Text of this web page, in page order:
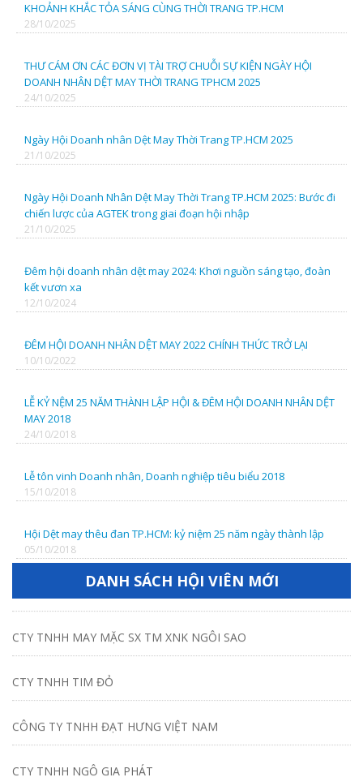
KHOẢNH KHẮC TỎA SÁNG CÙNG THỜI TRANG TP.HCM
28/10/2025
THƯ CÁM ƠN CÁC ĐƠN VỊ TÀI TRỢ CHUỖI SỰ KIỆN NGÀY HỘI
DOANH NHÂN DỆT MAY THỜI TRANG TPHCM 2025
24/10/2025
Ngày Hội Doanh nhân Dệt May Thời Trang TP.HCM 2025
21/10/2025
Ngày Hội Doanh Nhân Dệt May Thời Trang TP.HCM 2025: Bước đi
chiến lược của AGTEK trong giai đoạn hội nhập
21/10/2025
Đêm hội doanh nhân dệt may 2024: Khơi nguồn sáng tạo, đoàn
kết vươn xa
12/10/2024
ĐÊM HỘI DOANH NHÂN DỆT MAY 2022 CHÍNH THỨC TRỞ LẠI
10/10/2022
LỄ KỶ NỆM 25 NĂM THÀNH LẬP HỘI & ĐÊM HỘI DOANH NHÂN DỆT
MAY 2018
24/10/2018
Lễ tôn vinh Doanh nhân, Doanh nghiệp tiêu biểu 2018
15/10/2018
Hội Dệt may thêu đan TP.HCM: kỷ niệm 25 năm ngày thành lập
05/10/2018
DANH SÁCH HỘI VIÊN MỚI
CTY TNHH SX TM SONG KING
CTY TNHH MTV KHẢI TRÌNH
CÔNG TY TNHH MAY GIA NGHI
CÔNG TY TNHH COECO
CTY CP THUỶ LÂM NGÂN
CTY TNHH TM DV TVTECH
CTY TNHH CÔNG NGHỆ VIỆT TIẾN CAD
CTY TNHH VIỆT THUẬN THIÊN
NGÂN HÀNG TMCP NAM Á
CTY TNHH MAY MẶC SX TM XNK NGÔI SAO